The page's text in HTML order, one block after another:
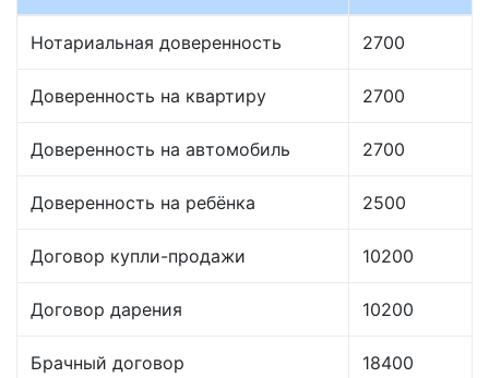
Нотариальная доверенность 2700
Доверенность на квартиру 2700
Доверенность на автомобиль 2700
Доверенность на ребёнка 2500
Договор купли-продажи 10200
Договор дарения 10200
Брачный договор 18400